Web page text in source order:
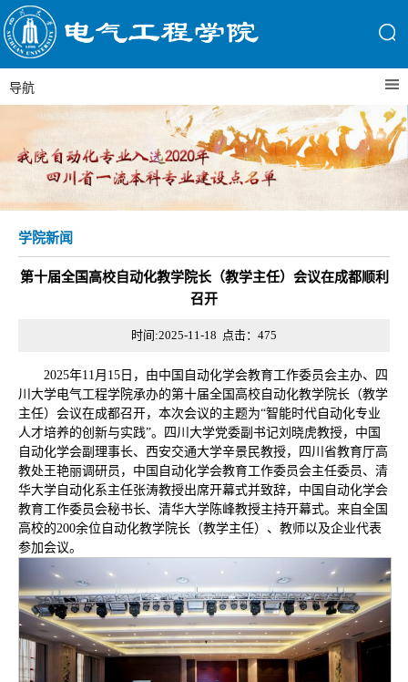
导航
学院新闻
第十届全国高校自动化教学院长（教学主任）会议在成都顺利
召开
时间:2025-11-18 点击： 475
2025年11月15日，由中国自动化学会教育工作委员会主办、四
川大学电气工程学院承办的第十届全国高校自动化教学院长（教学
主任）会议在成都召开，本次会议的主题为“智能时代自动化专业
人才培养的创新与实践”。四川大学党委副书记刘晓虎教授，中国
自动化学会副理事长、西安交通大学辛景民教授，四川省教育厅高
教处王艳丽调研员，中国自动化学会教育工作委员会主任委员、清
华大学自动化系主任张涛教授出席开幕式并致辞，中国自动化学会
教育工作委员会秘书长、清华大学陈峰教授主持开幕式。来自全国
高校的200余位自动化教学院长（教学主任）、教师以及企业代表
参加会议。